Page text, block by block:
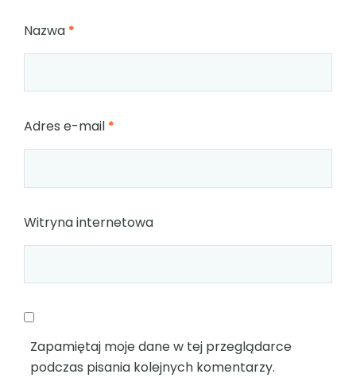
Nazwa *
Adres e-mail *
Witryna internetowa
Zapamiętaj moje dane w tej przeglądarce
podczas pisania kolejnych komentarzy.